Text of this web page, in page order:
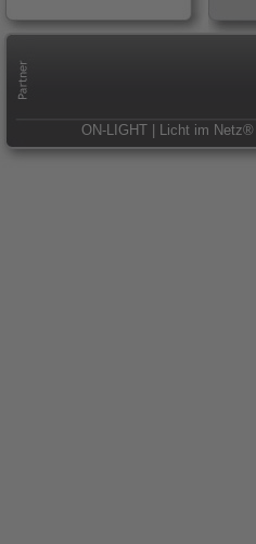
ON-LIGHT | Licht im Netz®